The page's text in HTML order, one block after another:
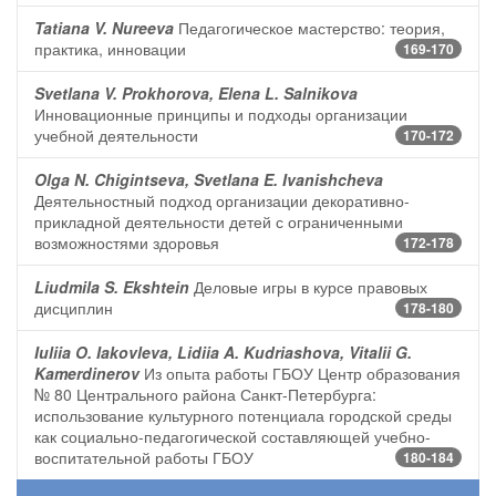
Tatiana V. Nureeva Педагогическое мастерство: теория,
практика, инновации
169-170
Svetlana V. Prokhorova, Elena L. Salnikova
Инновационные принципы и подходы организации
учебной деятельности
170-172
Olga N. Chigintseva, Svetlana E. Ivanishcheva
Деятельностный подход организации декоративно-
прикладной деятельности детей с ограниченными
возможностями здоровья
172-178
Liudmila S. Ekshtein Деловые игры в курсе правовых
дисциплин
178-180
Iuliia O. Iakovleva, Lidiia A. Kudriashova, Vitalii G.
KamerdinerovИз опыта работы ГБОУ Центр образования
№ 80 Центрального района Санкт-Петербурга:
использование культурного потенциала городской среды
как социально-педагогической составляющей учебно-
воспитательной работы ГБОУ
180-184